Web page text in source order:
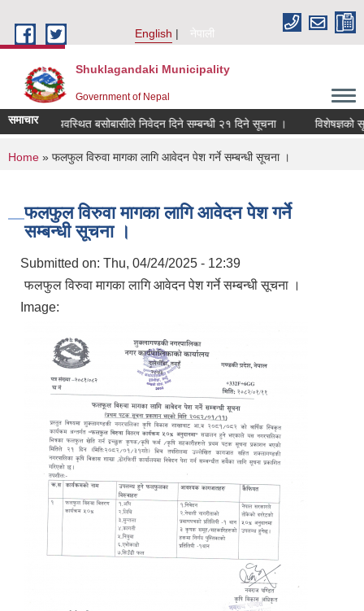
English
नेपाली
Shuklagandaki Municipality
Government of Nepal
समाचार
र अव्यवस्थित बसोबासीले निवेदन दिने सम्बन्धी २१ दिने सूचना । विशेषज्ञको सूची
You are here
Home » फलफुल विरुवा मागका लागि आवेदन पेश गर्ने सम्बन्धी सूचना ।
फलफुल विरुवा मागका लागि आवेदन पेश गर्ने
सम्बन्धी सूचना ।
Submitted on: Thu, 04/24/2025 - 12:39
फलफुल विरुवा मागका लागि आवेदन पेश गर्ने सम्बन्धी सूचना ।
Image: